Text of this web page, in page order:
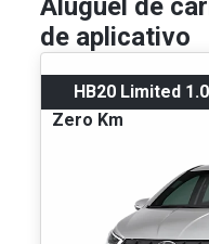
Aluguel de
de aplicativo
HB20 Limited 1.0
Zero Km